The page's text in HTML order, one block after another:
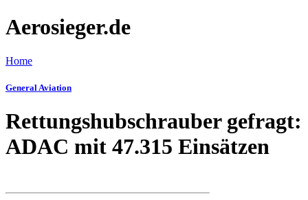
Aerosieger.de
Home
General Aviation
Rettungshubschrauber gefragt:
ADAC mit 47.315 Einsätzen